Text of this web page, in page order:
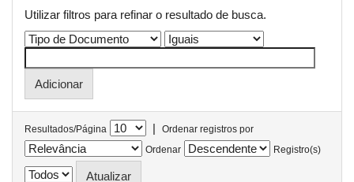
Utilizar filtros para refinar o resultado de busca.
Resultados/Página |
Ordenar registros por
Ordenar
Registro(s)